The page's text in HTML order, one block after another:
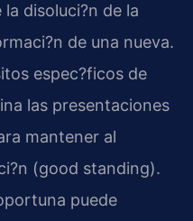
disoluci?n de la
de una nueva.
espec?ficos de
las presentaciones
mantener al
(good standing).
puede